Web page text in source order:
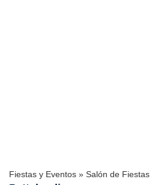
Fiestas y Eventos » Salón de Fiestas